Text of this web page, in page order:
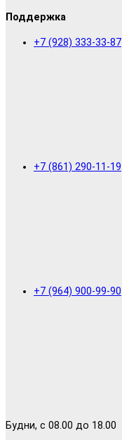
Поддержка
+7 (928) 333-33-87
+7 (861) 290-11-19
+7 (964) 900-99-90
Будни, с 08.00 до 18.00